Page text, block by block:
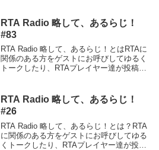
RTA Radio 略して、あるらじ！
#83
RTA Radio 略して、あるらじ！とはRTAに
関係のある方をゲストにお呼びしてゆるく
トークしたり、RTAプレイヤー達が投稿で
ら発信していく、RTAの新...
RTA Radio 略して、あるらじ！
#26
RTA Radio 略して、あるらじ！とは？RTA
に関係のある方をゲストにお呼びしてゆる
くトークしたり、RTAプレイヤー達が投稿